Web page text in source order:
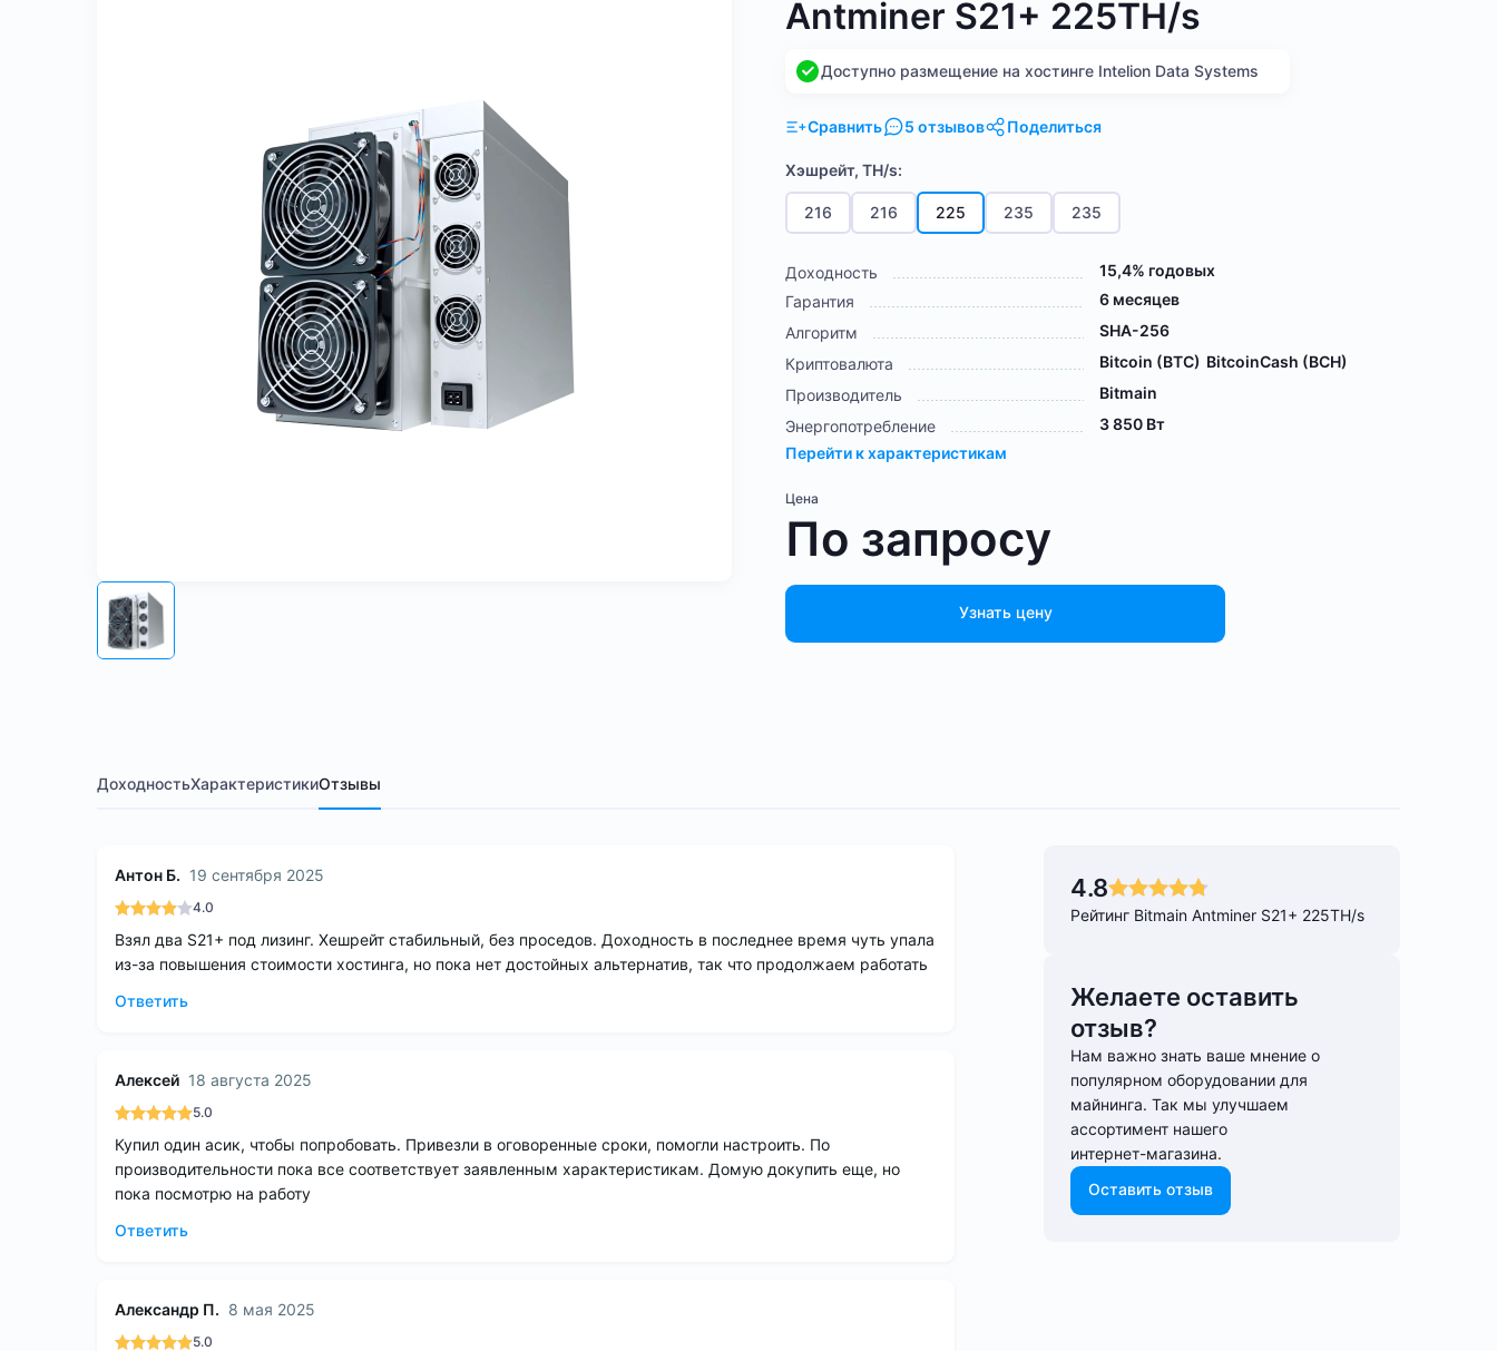
Antminer S21+ 225TH/s
Доступно размещение на хостинге Intelion Data Systems
Сравнить 5 отзывов Поделиться
Хэшрейт, TH/s:
216 216 225 235 235
Доходность
15,4% годовых
Гарантия
6 месяцев
Алгоритм
SHA-256
Криптовалюта
Bitcoin (BTC) BitcoinCash (BCH)
Производитель
Bitmain
Энергопотребление
3 850 Вт
Перейти к характеристикам
Цена
По запросу
Узнать цену
ДоходностьХарактеристикиОтзывы
Антон Б. 19 сентября 2025
4.0
Взял два S21+ под лизинг. Хешрейт стабильный, без проседов. Доходность в последнее время чуть упала
из-за повышения стоимости хостинга, но пока нет достойных альтернатив, так что продолжаем работать
Ответить
Алексей 18 августа 2025
5.0
Купил один асик, чтобы попробовать. Привезли в оговоренные сроки, помогли настроить. По
производительности пока все соответствует заявленным характеристикам. Домую докупить еще, но
пока посмотрю на работу
Ответить
Александр П. 8 мая 2025
5.0
4.8
Рейтинг Bitmain Antminer S21+ 225TH/s
Желаете оставить
отзыв?
Нам важно знать ваше мнение о
популярном оборудовании для
майнинга. Так мы улучшаем
ассортимент нашего
интернет-⁠магазина.
Оставить отзыв